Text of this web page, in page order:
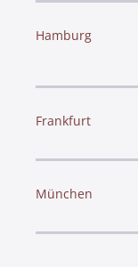
Hamburg
Frankfurt
München